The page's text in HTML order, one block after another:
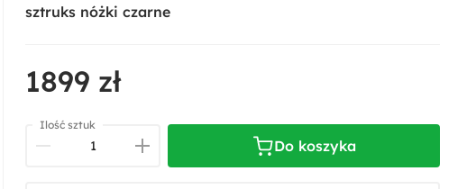
sztruks nóżki czarne
1899 zł
Ilość sztuk
Do koszyka